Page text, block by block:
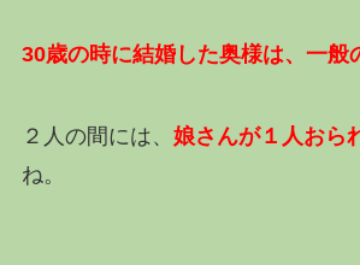
30歳の時に結婚した奥様は、一般
２人の間には、 娘さんが１人おら
ね。